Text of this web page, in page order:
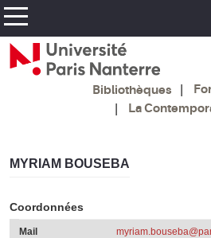
Bibliothèques
La
MYRIAM BOUSEBA
Coordonnées
Mail